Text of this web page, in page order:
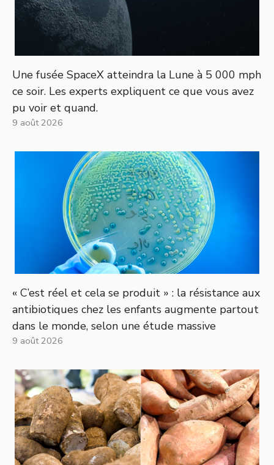
Une fusée SpaceX atteindra la Lune à 5 000 mph
ce soir. Les experts expliquent ce que vous avez
pu voir et quand.
9 août 2026
« C’est réel et cela se produit » : la résistance aux
antibiotiques chez les enfants augmente partout
dans le monde, selon une étude massive
9 août 2026